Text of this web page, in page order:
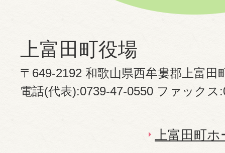
上富田町役場
〒649-2192 和歌山県西牟婁郡上富田
電話(代表):0739-47-0550 ファックス
上富田町